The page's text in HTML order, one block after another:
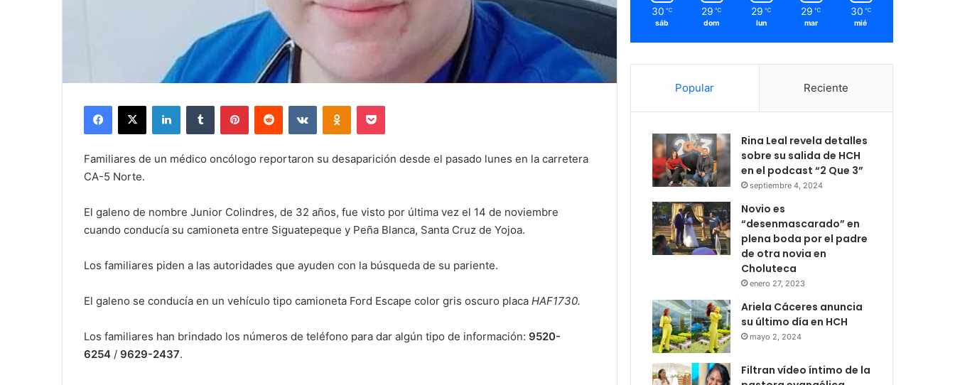
Facebook
X LinkedInTumblr PinterestReddit VKontakteOdnoklassniki
Pocket
Familiares de un médico oncólogo reportaron su desaparición desde el pasado lunes en la carretera
CA-5 Norte.
El galeno de nombre Junior Colindres, de 32 años, fue visto por última vez el 14 de noviembre
cuando conducía su camioneta entre Siguatepeque y Peña Blanca, Santa Cruz de Yojoa.
Los familiares piden a las autoridades que ayuden con la búsqueda de su pariente.
El galeno se conducía en un vehículo tipo camioneta Ford Escape color gris oscuro placa HAF1730.
Los familiares han brindado los números de teléfono para dar algún tipo de información: 9520-
6254 / 9629-2437.
30 ℃
sáb
29 ℃
dom
29 ℃
lun
29 ℃
mar
30 ℃
mié
Popular Reciente
Rina Leal revela detalles
sobre su salida de HCH
en el podcast “2 Que 3”
septiembre 4, 2024
Novio es
“desenmascarado” en
plena boda por el padre
de otra novia en
Choluteca
enero 27, 2023
Ariela Cáceres anuncia
su último día en HCH
mayo 2, 2024
Filtran vídeo íntimo de la